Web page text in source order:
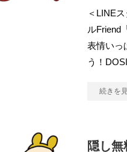
＜LINE
ルFriend
表情いっ
う！
続きを
隠し